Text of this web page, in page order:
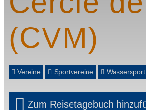
(CVM)
Vereine Sportvereine Wassersport
Zum Reisetagebuch